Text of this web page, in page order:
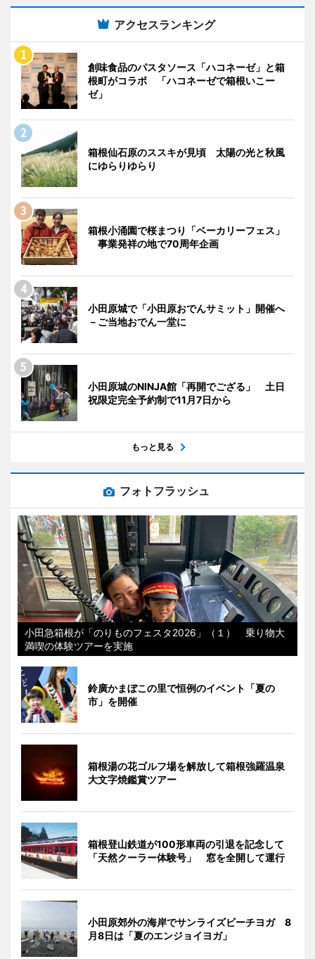
アクセスランキング
創味食品のパスタソース「ハコネーゼ」と箱
根町がコラボ 「ハコネーゼで箱根いこー
ゼ」
箱根仙石原のススキが見頃 太陽の光と秋風
にゆらりゆらり
箱根小涌園で桜まつり「ベーカリーフェス」
事業発祥の地で70周年企画
小田原城で「小田原おでんサミット」開催へ
－ご当地おでん一堂に
小田原城のNINJA館「再開でござる」 土日
祝限定完全予約制で11月7日から
もっと見る
フォトフラッシュ
小田急箱根が「のりものフェスタ2026」（１） 乗り物大
満喫の体験ツアーを実施
鈴廣かまぼこの里で恒例のイベント「夏の
市」を開催
箱根湯の花ゴルフ場を解放して箱根強羅温泉
大文字焼鑑賞ツアー
箱根登山鉄道が100形車両の引退を記念して
「天然クーラー体験号」 窓を全開して運行
小田原郊外の海岸でサンライズビーチヨガ 8
月8日は「夏のエンジョイヨガ」